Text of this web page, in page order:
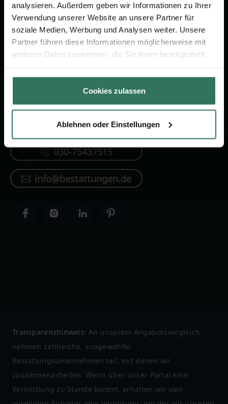
analysieren. Außerdem geben wir Informationen zu Ihrer
Verwendung unserer Website an unsere Partner für
soziale Medien, Werbung und Analysen weiter. Unsere
Partner führen diese Informationen möglicherweise mit
weiteren Daten zusammen, die Sie ihnen bereitgestellt
gesammelt haben.
Cookies zulassen
Ablehnen oder Einstellungen
FÜR SIE
Vergleich
Verzeichnis
FÜR BESTATTER
Online-Portal
KONTAKTIEREN SIE UNS
030-75437515
info@bestattungen.de
Transparenzhinweis: An unserem Angebotsvergleich
nehmen zahlreiche, ausgewählte
Bestattungsunternehmen teil, mit denen wir
zusammenarbeiten. Wenn über unser Portal eine
Vermittlung zu Stande kommt, erhalten wir vom